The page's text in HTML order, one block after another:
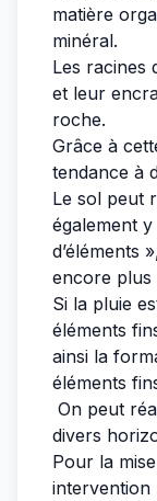
matière
minéral.
Les racines
et leur
roche.
Grâce à
tendance à
Le sol peut
également
d’éléments
encore plus
Si la pluie
éléments
ainsi la
éléments
On peut
divers
Pour la
intervention